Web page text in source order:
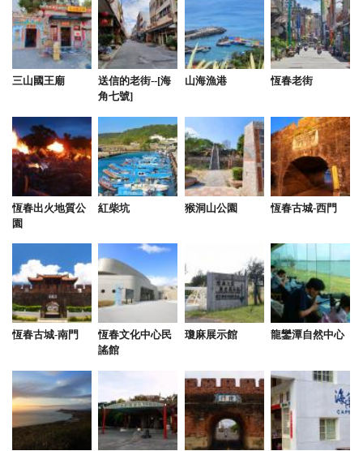
隔音好 室內客廳、房間整潔乾淨、燈光明亮非常舒服
戲水池非常適合小孩遊玩，深淺剛剛好 安全、乾淨水
質
2025-08-04 10:49:41
非常適合舉辦家族旅遊，共享歡樂時光。 包棟的方式
更是提供了私密的空間，讓家人們可以盡情互動。 相
信在這樣的地方，定能創造出美好的回憶。 無論是舒
的民宿，絕對是家庭出遊的理想選擇。 再次感謝您的
推薦。
from google
第一次訂這麼多人的民宿，就訂到這麼好的地方，雖
然遇到颱風只能在民宿玩，但設施應有盡有，電動麻
將桌/ktv/泳池真的全都齊全值得推薦
三山國王廟
送信的老街--[海
角七號]
山海漁港 恆春老街
恆春出火地質公
園
紅柴坑 猴洞山公園 恆春古城-西門
恆春古城-南門
恆春文化中心民
謠館
瓊麻展示館 龍鑾潭自然中心